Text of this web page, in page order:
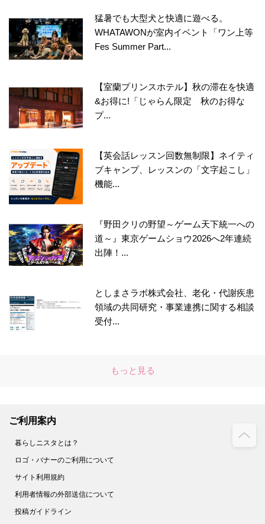
猛暑でも大型犬と快適に遊べる。
WHATAWONが室内イベント「ワン上等
Fes Summer Part...
【室蘭プリンスホテル】秋の滞在を快適
&お得に!「じゃらん限定 秋のお得な
プ...
【英会話レッスン回数無制限】ネイティ
ブキャンプ、レッスンの「文字起こし」
機能...
『野田クリの野望～ゲーム天下統一への
道～』東京ゲームショウ2026へ2年連続
出陣！...
としまさラボ株式会社、老化・代謝疾患
領域の共同研究・事業連携に関する相談
受付...
もっと見る
ご利用案内
暮らしニスタとは？
ロゴ・バナーのご利用について
サイト利用規約
利用者情報の外部送信について
投稿ガイドライン